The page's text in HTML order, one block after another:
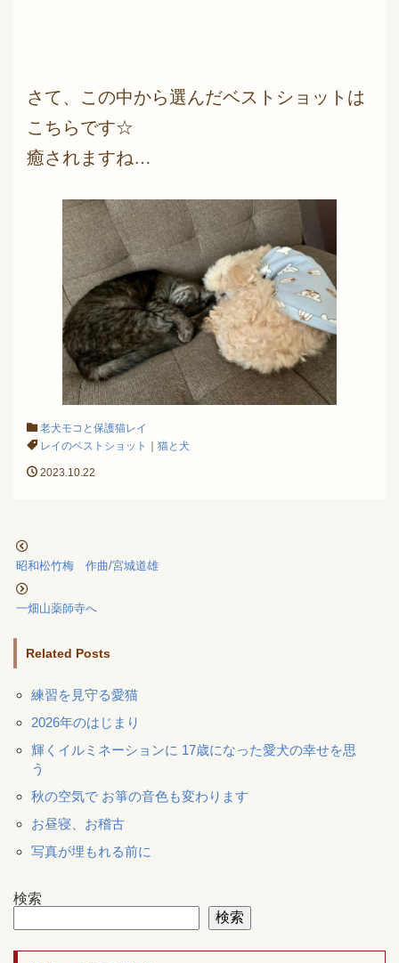
さて、この中から選んだベストショットは
こちらです☆
癒されますね…
老犬モコと保護猫レイ
レイのベストショット
猫と犬
2023.10.22
昭和松竹梅 作曲/宮城道雄
一畑山薬師寺へ
Related Posts
練習を見守る愛猫
2026年のはじまり
輝くイルミネーションに 17歳になった愛犬の幸せを思
う
秋の空気で お箏の音色も変わります
お昼寝、お稽古
写真が埋もれる前に
検索
検索